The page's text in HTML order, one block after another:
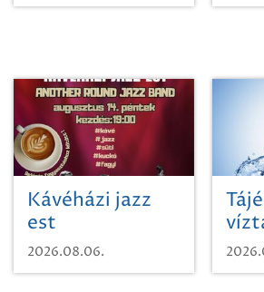
Kávéházi jazz
est
2026.08.06.